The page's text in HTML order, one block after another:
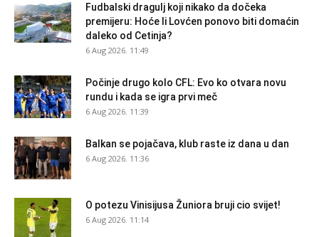
Fudbalski dragulj koji nikako da dočeka
premijeru: Hoće li Lovćen ponovo biti domaćin
daleko od Cetinja?
6 Aug 2026. 11:49
Počinje drugo kolo CFL: Evo ko otvara novu
rundu i kada se igra prvi meč
6 Aug 2026. 11:39
Balkan se pojačava, klub raste iz dana u dan
6 Aug 2026. 11:36
O potezu Vinisijusa Žuniora bruji cio svijet!
6 Aug 2026. 11:14